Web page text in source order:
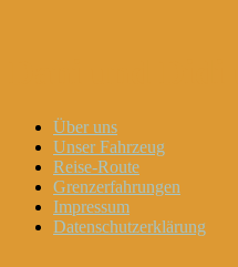
Menu
Widgets
Search
Skip
content
Über uns
Unser Fahrzeug
Reise-Route
Grenzerfahrungen
Impressum
Datenschutzerklärung